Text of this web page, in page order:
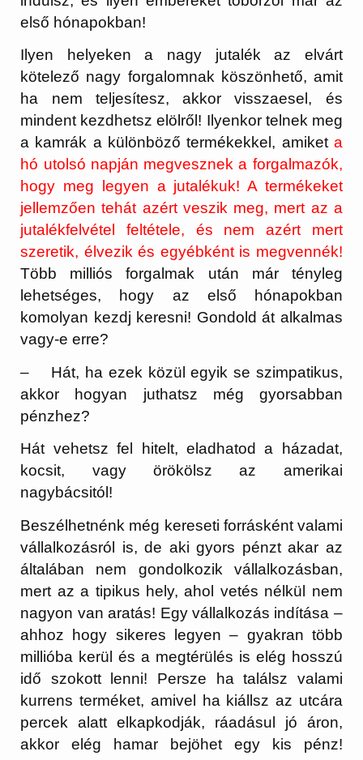
első hónapokban!
Ilyen helyeken a nagy jutalék az elvárt
kötelező nagy forgalomnak köszönhető, amit
ha nem teljesítesz, akkor visszaesel, és
mindent kezdhetsz elölről! Ilyenkor telnek meg
a kamrák a különböző termékekkel, amiket a
hó utolsó napján megvesznek a forgalmazók,
hogy meg legyen a jutalékuk! A termékeket
jellemzően tehát azért veszik meg, mert az a
jutalékfelvétel feltétele, és nem azért mert
szeretik, élvezik és egyébként is megvennék!
Több milliós forgalmak után már tényleg
lehetséges, hogy az első hónapokban
komolyan kezdj keresni! Gondold át alkalmas
vagy-e erre?
– Hát, ha ezek közül egyik se szimpatikus,
akkor hogyan juthatsz még gyorsabban
pénzhez?
Hát vehetsz fel hitelt, eladhatod a házadat,
kocsit, vagy örökölsz az amerikai
nagybácsitól!
Beszélhetnénk még kereseti forrásként valami
vállalkozásról is, de aki gyors pénzt akar az
általában nem gondolkozik vállalkozásban,
mert az a tipikus hely, ahol vetés nélkül nem
nagyon van aratás! Egy vállalkozás indítása –
ahhoz hogy sikeres legyen – gyakran több
millióba kerül és a megtérülés is elég hosszú
idő szokott lenni! Persze ha találsz valami
kurrens terméket, amivel ha kiállsz az utcára
percek alatt elkapkodják, ráadásul jó áron,
akkor elég hamar bejöhet egy kis pénz!